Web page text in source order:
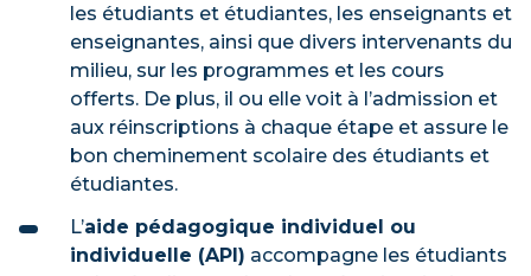
les étudiants et étudiantes, les enseignants et
enseignantes, ainsi que divers intervenants du
milieu, sur les programmes et les cours
offerts. De plus, il ou elle voit à l’admission et
aux réinscriptions à chaque étape et assure le
bon cheminement scolaire des étudiants et
étudiantes.
L’aide pédagogique individuel ou
individuelle (API) accompagne les étudiants